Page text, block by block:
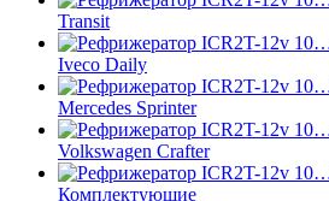
Transit
Iveco Daily
Mercedes Sprinter
Volkswagen Crafter
Комплектующие